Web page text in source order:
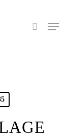
search
Menu